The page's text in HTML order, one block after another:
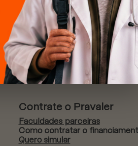
Contrate o Pravaler
Faculdades parceiras
Como contratar o
Quero simular